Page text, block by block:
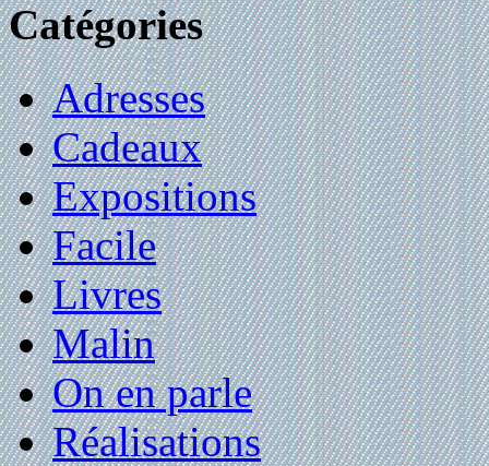
Catégories
Adresses
Cadeaux
Expositions
Facile
Livres
Malin
On en parle
Réalisations